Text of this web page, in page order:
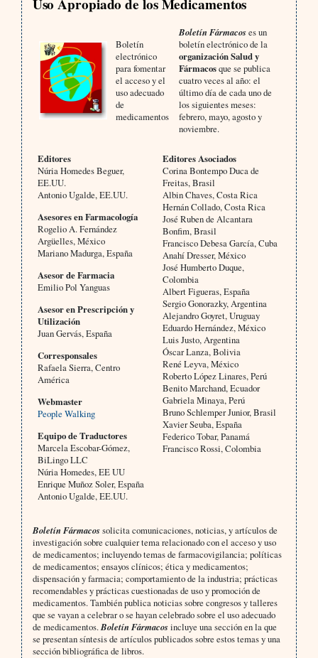
Uso Apropiado de los Medicamentos
Boletín
electrónico
para fomentar
el acceso y el
uso adecuado
de
medicamentos
Boletín Fármacoses un
boletín electrónico de la
organización Salud y
Fármacosque se publica
cuatro veces al año: el
último día de cada uno de
los siguientes meses:
febrero, mayo, agosto y
noviembre.
Editores
Núria Homedes Beguer,
EE.UU.
Antonio Ugalde, EE.UU.
Asesores en Farmacología
Rogelio A. Fernández
Argüelles, México
Mariano Madurga, España
Asesor de Farmacia
Emilio Pol Yanguas
Asesor en Prescripción y
Utilización
Juan Gervás, España
Corresponsales
Rafaela Sierra, Centro
América
Webmaster
People Walking
Equipo de Traductores
Marcela Escobar-Gómez,
BiLingo LLC
Núria Homedes, EE UU
Enrique Muñoz Soler, España
Antonio Ugalde, EE.UU.
Editores Asociados
Corina Bontempo Duca de
Freitas, Brasil
Albin Chaves, Costa Rica
Hernán Collado, Costa Rica
José Ruben de Alcantara
Bonfim, Brasil
Francisco Debesa García, Cuba
Anahí Dresser, México
José Humberto Duque,
Colombia
Albert Figueras, España
Sergio Gonorazky, Argentina
Alejandro Goyret, Uruguay
Eduardo Hernández, México
Luis Justo, Argentina
Óscar Lanza, Bolivia
René Leyva, México
Roberto López Linares, Perú
Benito Marchand, Ecuador
Gabriela Minaya, Perú
Bruno Schlemper Junior, Brasil
Xavier Seuba, España
Federico Tobar, Panamá
Francisco Rossi, Colombia
Boletín Fármacossolicita comunicaciones, noticias, y artículos de
investigación sobre cualquier tema relacionado con el acceso y uso
de medicamentos; incluyendo temas de farmacovigilancia; políticas
de medicamentos; ensayos clínicos; ética y medicamentos;
dispensación y farmacia; comportamiento de la industria; prácticas
recomendables y prácticas cuestionadas de uso y promoción de
medicamentos. También publica noticias sobre congresos y talleres
que se vayan a celebrar o se hayan celebrado sobre el uso adecuado
de medicamentos.Boletín Fármacosincluye una sección en la que
se presentan síntesis de artículos publicados sobre estos temas y una
sección bibliográfica de libros.